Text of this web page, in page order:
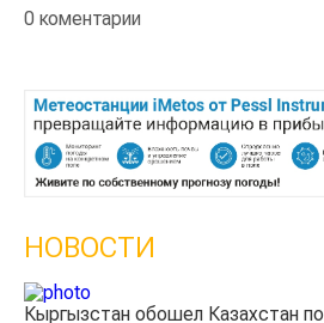
0 коментарии
НОВОСТИ
Казахстанские фермеры